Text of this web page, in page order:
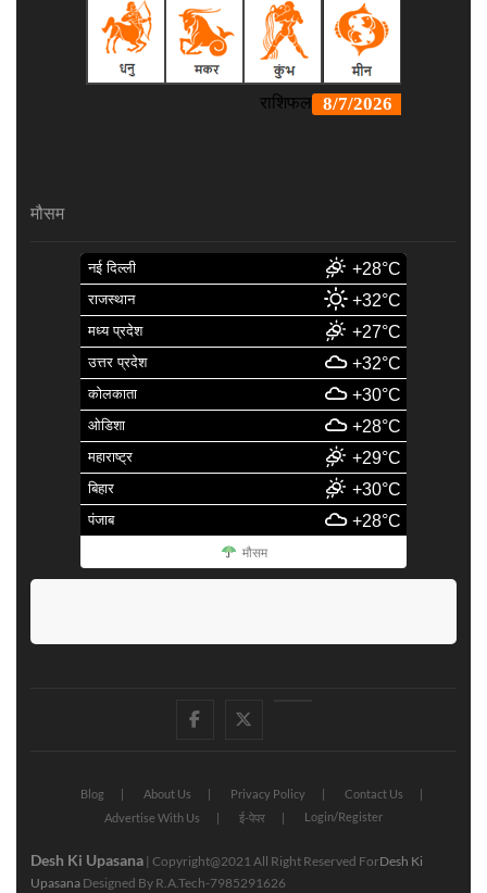
मौसम
नई दिल्ली +28°C
राजस्थान +32°C
मध्य प्रदेश +27°C
उत्तर प्रदेश +32°C
कोलकाता +30°C
ओडिशा +28°C
महाराष्ट्र +29°C
बिहार +30°C
पंजाब +28°C
मौसम
facebook
Blog About Us Privacy Policy
Contact Us
Advertise With Us
ई-पेपर Login/Register
Desh Ki Upasana| Copyright@2021 All Right Reserved ForDesh Ki
UpasanaDesigned By R.A.Tech-7985291626